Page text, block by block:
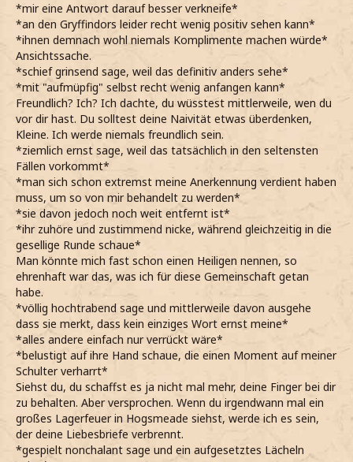
*mir eine Antwort darauf besser verkneife*
*an den Gryffindors leider recht wenig positiv sehen kann*
*ihnen demnach wohl niemals Komplimente machen würde*
Ansichtssache.
*schief grinsend sage, weil das definitiv anders sehe*
*mit "aufmüpfig" selbst recht wenig anfangen kann*
Freundlich? Ich? Ich dachte, du wüsstest mittlerweile, wen du
vor dir hast. Du solltest deine Naivität etwas überdenken,
Kleine. Ich werde niemals freundlich sein.
*ziemlich ernst sage, weil das tatsächlich in den seltensten
Fällen vorkommt*
*man sich schon extremst meine Anerkennung verdient haben
muss, um so von mir behandelt zu werden*
*sie davon jedoch noch weit entfernt ist*
*ihr zuhöre und zustimmend nicke, während gleichzeitig in die
gesellige Runde schaue*
Man könnte mich fast schon einen Heiligen nennen, so
ehrenhaft war das, was ich für diese Gemeinschaft getan
habe.
*völlig hochtrabend sage und mittlerweile davon ausgehe
dass sie merkt, dass kein einziges Wort ernst meine*
*alles andere einfach nur verrückt wäre*
*belustigt auf ihre Hand schaue, die einen Moment auf meiner
Schulter verharrt*
Siehst du, du schaffst es ja nicht mal mehr, deine Finger bei dir
zu behalten. Aber versprochen. Wenn du irgendwann mal ein
großes Lagerfeuer in Hogsmeade siehst, werde ich es sein,
der deine Liebesbriefe verbrennt.
*gespielt nonchalant sage und ein aufgesetztes Lächeln